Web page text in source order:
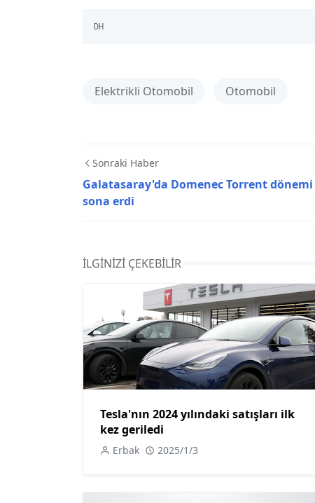
DH
Elektrikli Otomobil Otomobil
Sonraki Haber
Galatasaray'da Domenec Torrent dönemi
sona erdi
İLGINIZI ÇEKEBILIR
Tesla'nın 2024 yılındaki satışları ilk
kez geriledi
Erbak 2025/1/3